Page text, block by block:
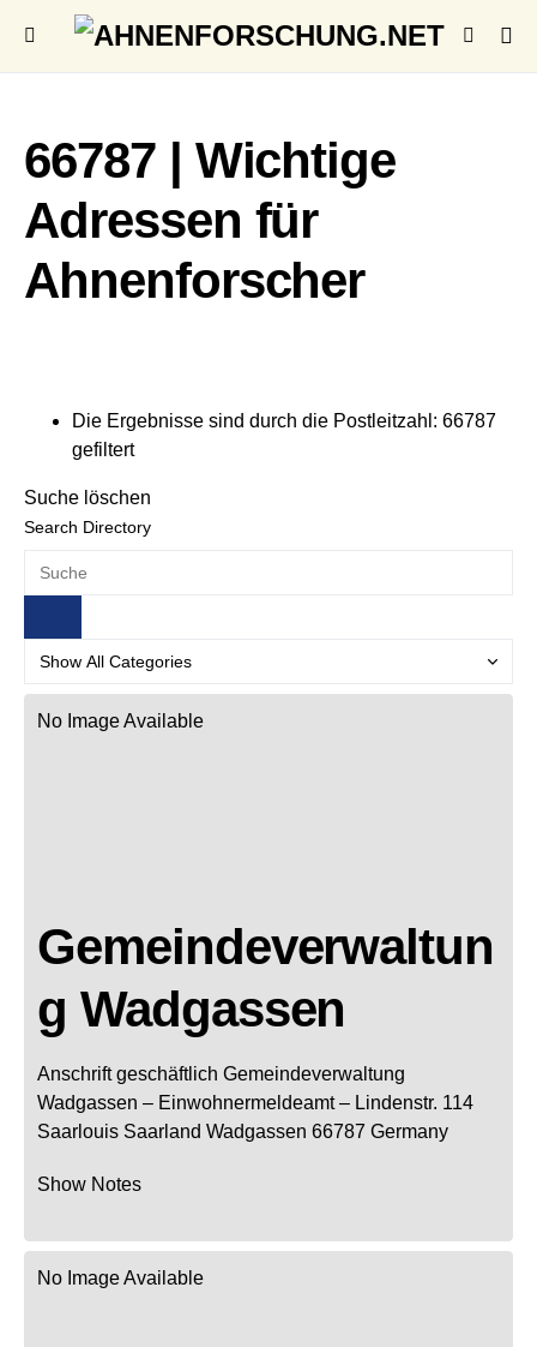
66787 | Wichtige
Adressen für
Ahnenforscher
Die Ergebnisse sind durch die Postleitzahl: 66787
gefiltert
Suche löschen
Search Directory
No Image Available
Gemeindeverwaltun
g Wadgassen
Anschrift geschäftlich Gemeindeverwaltung
Wadgassen – Einwohnermeldeamt – Lindenstr. 114
Saarlouis Saarland Wadgassen 66787 Germany
Show Notes
No Image Available